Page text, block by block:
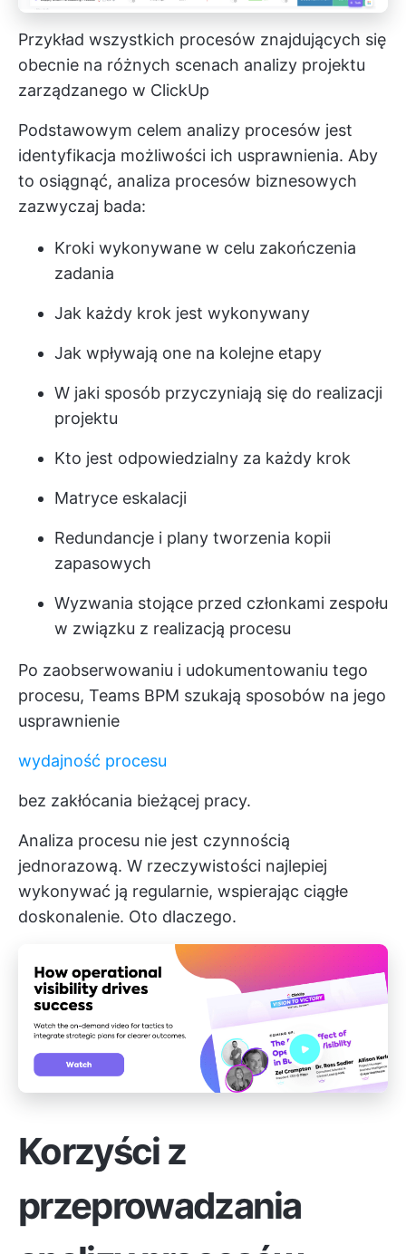
Przykład wszystkich procesów znajdujących się
obecnie na różnych scenach analizy projektu
zarządzanego w ClickUp
Podstawowym celem analizy procesów jest
identyfikacja możliwości ich usprawnienia. Aby
to osiągnąć, analiza procesów biznesowych
zazwyczaj bada:
Kroki wykonywane w celu zakończenia
zadania
Jak każdy krok jest wykonywany
Jak wpływają one na kolejne etapy
W jaki sposób przyczyniają się do realizacji
projektu
Kto jest odpowiedzialny za każdy krok
Matryce eskalacji
Redundancje i plany tworzenia kopii
zapasowych
Wyzwania stojące przed członkami zespołu
w związku z realizacją procesu
Po zaobserwowaniu i udokumentowaniu tego
procesu, Teams BPM szukają sposobów na jego
usprawnienie
wydajność procesu
bez zakłócania bieżącej pracy.
Analiza procesu nie jest czynnością
jednorazową. W rzeczywistości najlepiej
wykonywać ją regularnie, wspierając ciągłe
doskonalenie. Oto dlaczego.
Korzyści z
przeprowadzania